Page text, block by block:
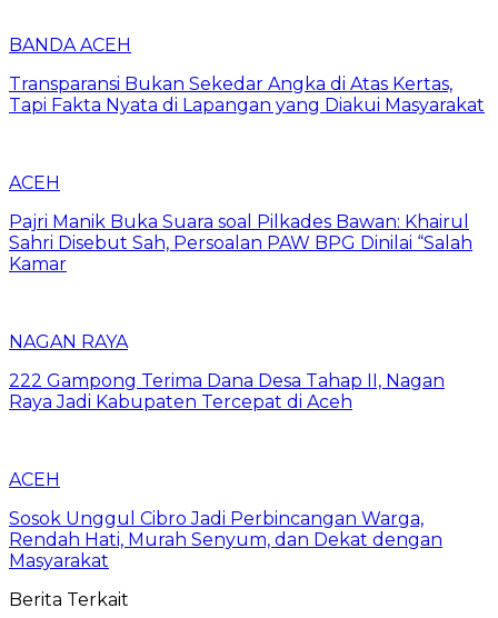
BANDA ACEH
Transparansi Bukan Sekedar Angka di Atas Kertas,
Tapi Fakta Nyata di Lapangan yang Diakui Masyarakat
ACEH
Pajri Manik Buka Suara soal Pilkades Bawan: Khairul
Sahri Disebut Sah, Persoalan PAW BPG Dinilai “Salah
Kamar
NAGAN RAYA
222 Gampong Terima Dana Desa Tahap II, Nagan
Raya Jadi Kabupaten Tercepat di Aceh
ACEH
Sosok Unggul Cibro Jadi Perbincangan Warga,
Rendah Hati, Murah Senyum, dan Dekat dengan
Masyarakat
Berita Terkait